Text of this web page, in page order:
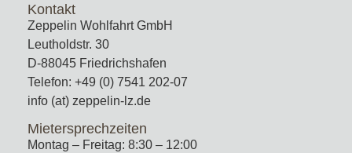
Kontakt
Zeppelin Wohlfahrt GmbH
Leutholdstr. 30
D-88045 Friedrichshafen
Telefon: +49 (0) 7541 202-07
info (at) zeppelin-lz.de
Mietersprechzeiten
Montag – Freitag: 8:30 – 12:00